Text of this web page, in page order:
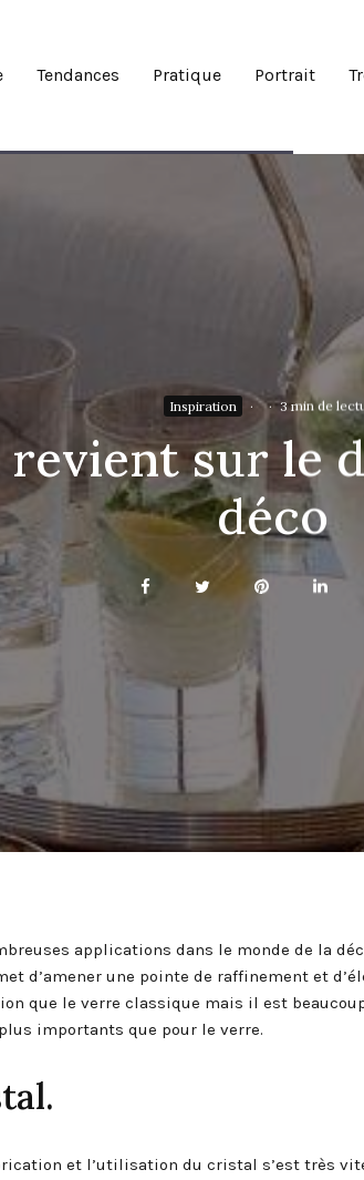
Tendances Pratique Portrait
Inspiration · · 3 min de
sur le
déco
applications dans le monde de la
d’amener une pointe de raffinement et
que le verre classique mais il est
importants que pour le verre.
et l’utilisation du cristal s’est très